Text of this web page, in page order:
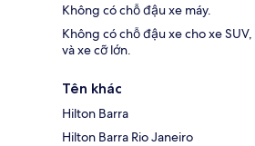
Không có chỗ đậu xe máy.
Không có chỗ đậu xe cho xe
và xe cỡ lớn.
Tên khác
Hilton Barra
Hilton Barra Rio Janeiro